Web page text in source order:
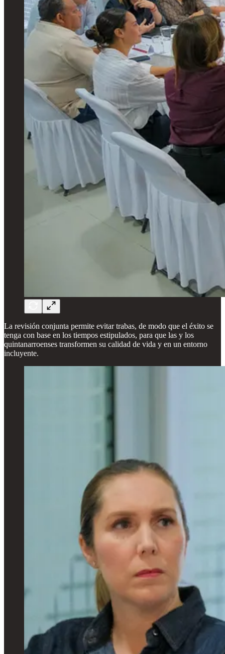
La revisión conjunta permite evitar trabas, de modo que el éxito se
tenga con base en los tiempos estipulados, para que las y los
quintanarroenses transformen su calidad de vida y en un entorno
incluyente.